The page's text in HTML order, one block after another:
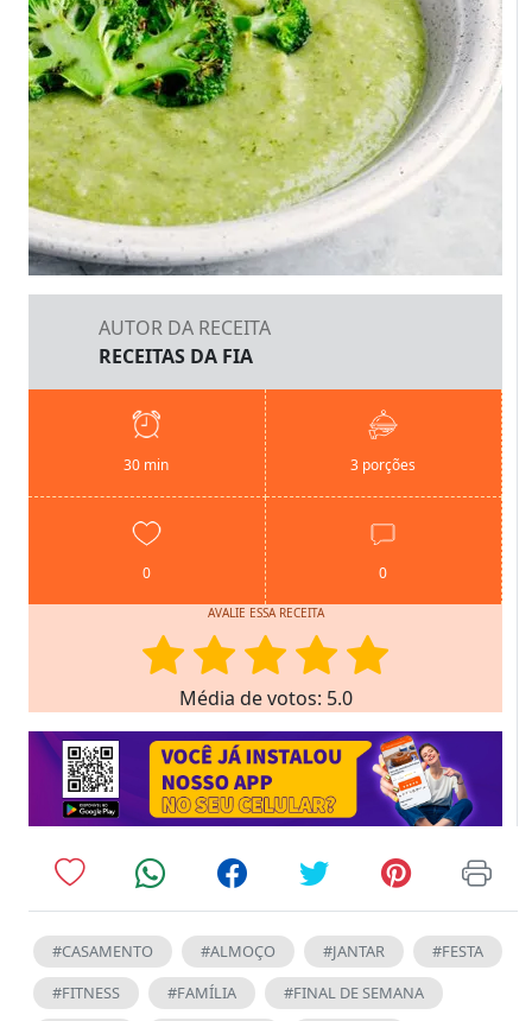
AUTOR DA RECEITA
RECEITAS DA FIA
30 min 3 porções
0 0
AVALIE ESSA RECEITA
Média de votos: 5.0
#CASAMENTO #ALMOÇO #JANTAR
#FESTA
#FITNESS
#FAMÍLIA
#FINAL DE SEMANA